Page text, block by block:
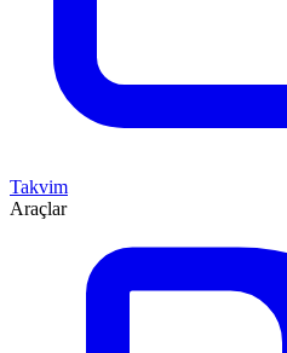
Takvim
Araçlar